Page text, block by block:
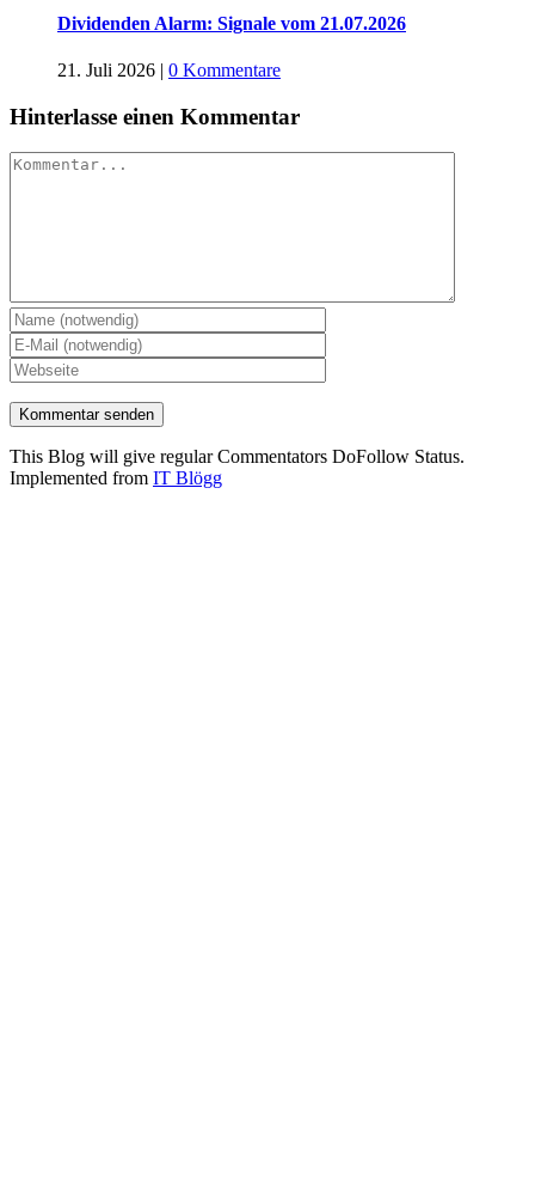
Dividenden Alarm: Signale vom 21.07.2026
21. Juli 2026 | 0 Kommentare
Hinterlasse einen Kommentar
Kommentar
This Blog will give regular Commentators DoFollow Status.
Implemented from IT Blögg